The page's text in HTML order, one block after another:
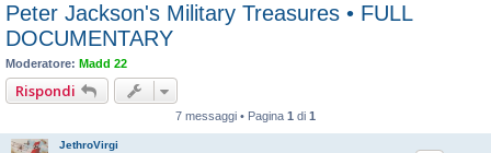
Peter Jackson's Military Treasures • FULL
DOCUMENTARY
Moderatore: Madd 22
Rispondi
7 messaggi • Pagina 1 di 1
JethroVirgi